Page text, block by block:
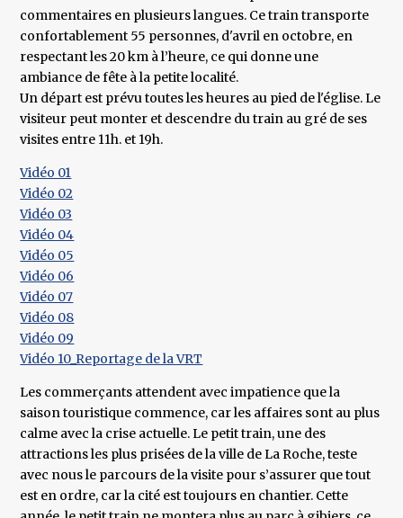
commentaires en plusieurs langues. Ce train transporte
confortablement 55 personnes, d'avril en octobre, en
respectant les 20 km à l’heure, ce qui donne une
ambiance de fête à la petite localité.
Un départ est prévu toutes les heures au pied de l'église. Le
visiteur peut monter et descendre du train au gré de ses
visites entre 11h. et 19h.
Vidéo 01
Vidéo 02
Vidéo 03
​Vidéo 04
Vidéo 05
​Vidéo 06
Vidéo 07
Vidéo 08
Vidéo 09
​Vidéo 10_Reportage de la VRT
Les commerçants attendent avec impatience que la
saison touristique commence, car les affaires sont au plus
calme avec la crise actuelle. Le petit train, une des
attractions les plus prisées de la ville de La Roche, teste
avec nous le parcours de la visite pour s’assurer que tout
est en ordre, car la cité est toujours en chantier. Cette